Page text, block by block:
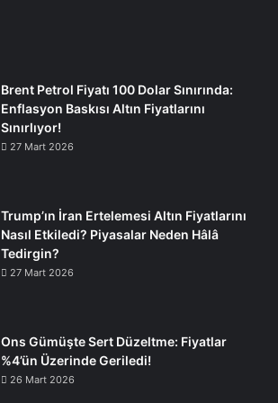
Brent Petrol Fiyatı 100 Dolar Sınırında:
Enflasyon Baskısı Altın Fiyatlarını
Sınırlıyor!
27 Mart 2026
Trump’ın İran Ertelemesi Altın Fiyatlarını
Nasıl Etkiledi? Piyasalar Neden Hâlâ
Tedirgin?
27 Mart 2026
Ons Gümüşte Sert Düzeltme: Fiyatlar
%4’ün Üzerinde Geriledi!
26 Mart 2026